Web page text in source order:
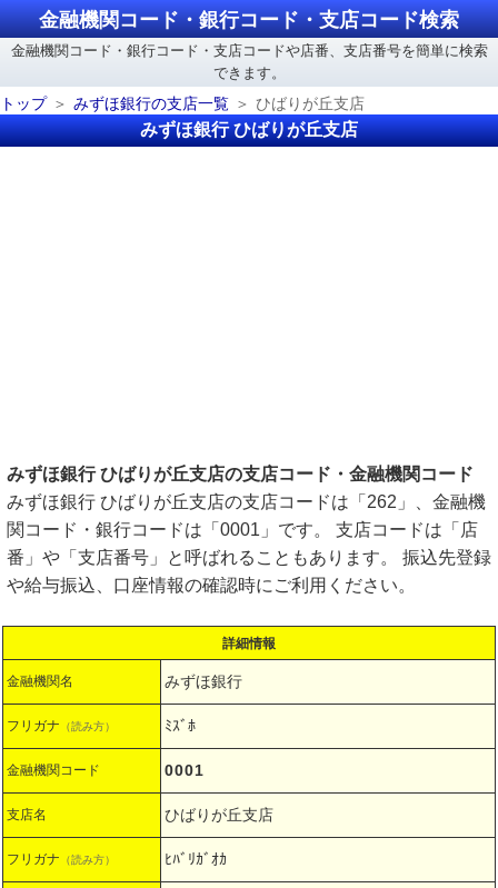
金融機関コード・銀行コード・支店コード検索
金融機関コード・銀行コード・支店コードや店番、支店番号を簡単に検索
できます。
トップ
みずほ銀行の支店一覧 ひばりが丘支店
みずほ銀行 ひばりが丘支店
みずほ銀行 ひばりが丘支店の支店コード・金融機関コード
みずほ銀行 ひばりが丘支店の支店コードは「262」、金融機
関コード・銀行コードは「0001」です。 支店コードは「店
番」や「支店番号」と呼ばれることもあります。 振込先登録
や給与振込、口座情報の確認時にご利用ください。
詳細情報
金融機関名 みずほ銀行
フリガナ （読み方） ﾐｽﾞﾎ
金融機関コード 0001
支店名 ひばりが丘支店
フリガナ （読み方） ﾋﾊﾞﾘｶﾞｵｶ